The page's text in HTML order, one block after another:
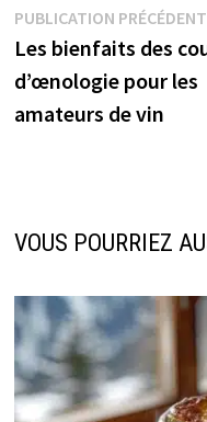
Navigation
de
l’article
PUBLICATION
Les bienfaits des
d’œnologie pour les
amateurs de vin
VOUS POURRIEZ